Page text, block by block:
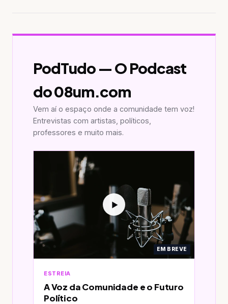
PodTudo — O Podcast
do 08um.com
Vem aí o espaço onde a comunidade tem voz!
Entrevistas com artistas, políticos,
professores e muito mais.
▶
EM BREVE
ESTREIA
A Voz da Comunidade e o Futuro
Político